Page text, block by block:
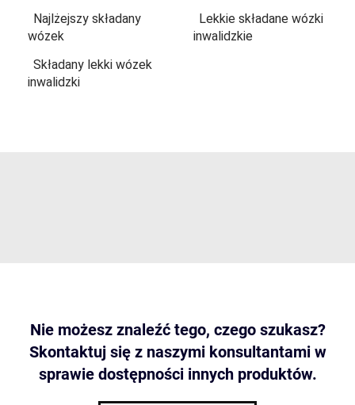
Najlżejszy składany
wózek
Lekkie składane wózki
inwalidzkie
Składany lekki wózek
inwalidzki
Nie możesz znaleźć tego, czego szukasz?
Skontaktuj się z naszymi konsultantami w
sprawie dostępności innych produktów.